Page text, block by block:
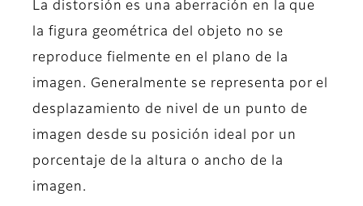
La distorsión es una aberración en la que
la figura geométrica del objeto no se
reproduce fielmente en el plano de la
imagen. Generalmente se representa por el
desplazamiento de nivel de un punto de
imagen desde su posición ideal por un
porcentaje de la altura o ancho de la
imagen.